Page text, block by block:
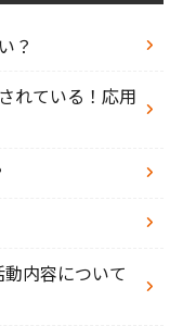
？
れている！応用
内容について